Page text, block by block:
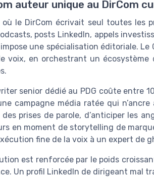
auteur unique au DirCom
où le DirCom écrivait seul toutes
posts LinkedIn, appels
une spécialisation éditoriale.
voix, en orchestrant un
senior dédié au PDG coûte entre
campagne média ratée qui
des prises de parole, d’anticiper les
en moment de storytelling de
fine de la voix à un expert de
est renforcée par le poids
Un profil LinkedIn de dirigeant mal